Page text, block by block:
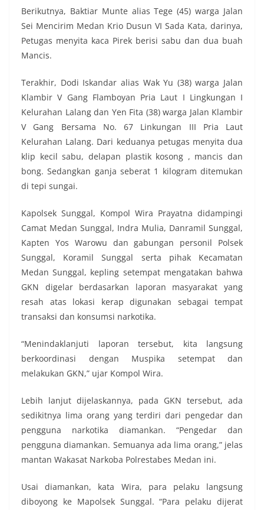
Berikutnya, Baktiar Munte alias Tege (45) warga Jalan
Sei Mencirim Medan Krio Dusun VI Sada Kata, darinya,
Petugas menyita kaca Pirek berisi sabu dan dua buah
Mancis.
Terakhir, Dodi Iskandar alias Wak Yu (38) warga Jalan
Klambir V Gang Flamboyan Pria Laut I Lingkungan I
Kelurahan Lalang dan Yen Fita (38) warga Jalan Klambir
V Gang Bersama No. 67 Linkungan III Pria Laut
Kelurahan Lalang. Dari keduanya petugas menyita dua
klip kecil sabu, delapan plastik kosong , mancis dan
bong. Sedangkan ganja seberat 1 kilogram ditemukan
di tepi sungai.
Kapolsek Sunggal, Kompol Wira Prayatna didampingi
Camat Medan Sunggal, Indra Mulia, Danramil Sunggal,
Kapten Yos Warowu dan gabungan personil Polsek
Sunggal, Koramil Sunggal serta pihak Kecamatan
Medan Sunggal, kepling setempat mengatakan bahwa
GKN digelar berdasarkan laporan masyarakat yang
resah atas lokasi kerap digunakan sebagai tempat
transaksi dan konsumsi narkotika.
“Menindaklanjuti laporan tersebut, kita langsung
berkoordinasi dengan Muspika setempat dan
melakukan GKN,” ujar Kompol Wira.
Lebih lanjut dijelaskannya, pada GKN tersebut, ada
sedikitnya lima orang yang terdiri dari pengedar dan
pengguna narkotika diamankan. “Pengedar dan
pengguna diamankan. Semuanya ada lima orang,” jelas
mantan Wakasat Narkoba Polrestabes Medan ini.
Usai diamankan, kata Wira, para pelaku langsung
diboyong ke Mapolsek Sunggal. “Para pelaku dijerat